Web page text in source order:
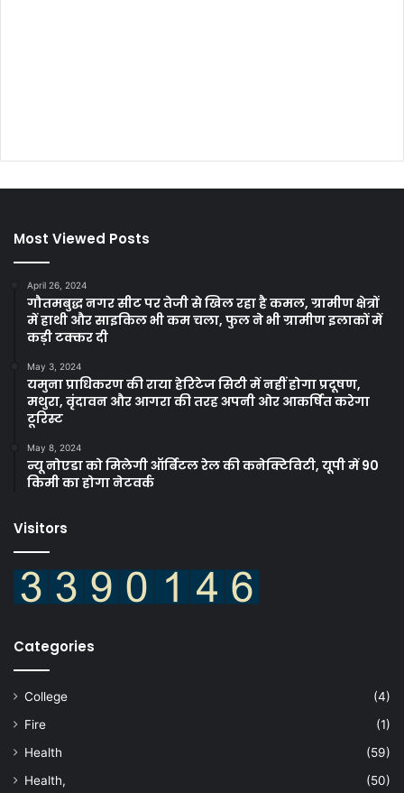
Most Viewed Posts
April 26, 2024
गौतमबुद्ध नगर सीट पर तेजी से खिल रहा है कमल, ग्रामीण क्षेत्रों
में हाथी और साइकिल भी कम चला, फुल ने भी ग्रामीण इलाकों में
कड़ी टक्कर दी
May 3, 2024
यमुना प्राधिकरण की राया हेरिटेज सिटी में नहीं होगा प्रदूषण,
मथुरा, वृंदावन और आगरा की तरह अपनी ओर आकर्षित करेगा
टूरिस्ट
May 8, 2024
न्यू नोएडा को मिलेगी ऑर्बिटल रेल की कनेक्टिविटी, यूपी में 90
किमी का होगा नेटवर्क
Visitors
Categories
College
(4)
Fire
(1)
Health
(59)
Health,
(50)